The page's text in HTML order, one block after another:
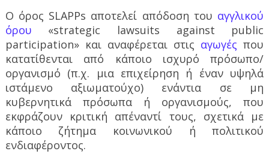
Ο όρος SLAPPs αποτελεί απόδοση του αγγλικού
όρου «strategic lawsuits against public
participation» και αναφέρεται στις αγωγές που
κατατίθενται από κάποιο ισχυρό πρόσωπο/
οργανισμό (π.χ. μια επιχείρηση ή έναν υψηλά
ιστάμενο αξιωματούχο) ενάντια σε μη
κυβερνητικά πρόσωπα ή οργανισμούς, που
εκφράζουν κριτική απέναντί τους, σχετικά με
κάποιο ζήτημα κοινωνικού ή πολιτικού
ενδιαφέροντος.